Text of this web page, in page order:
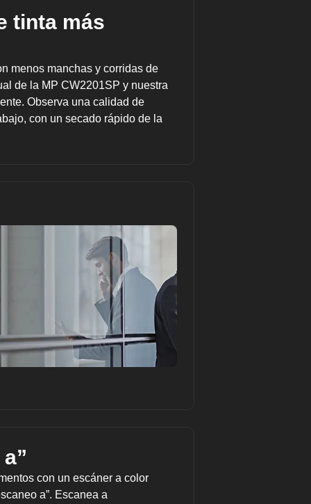
tinta más
menos manchas y corridas de
de la MP CW2201SP y nuestra
Observa una calidad de
con un secado rápido de la
con un escáner a color
a”. Escanea a